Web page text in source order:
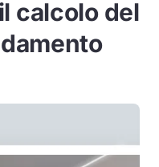
calcolo del